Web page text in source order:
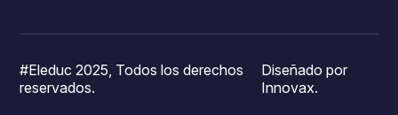
#Eleduc 2025, Todos los derechos
reservados.
Diseñado por
Innovax.